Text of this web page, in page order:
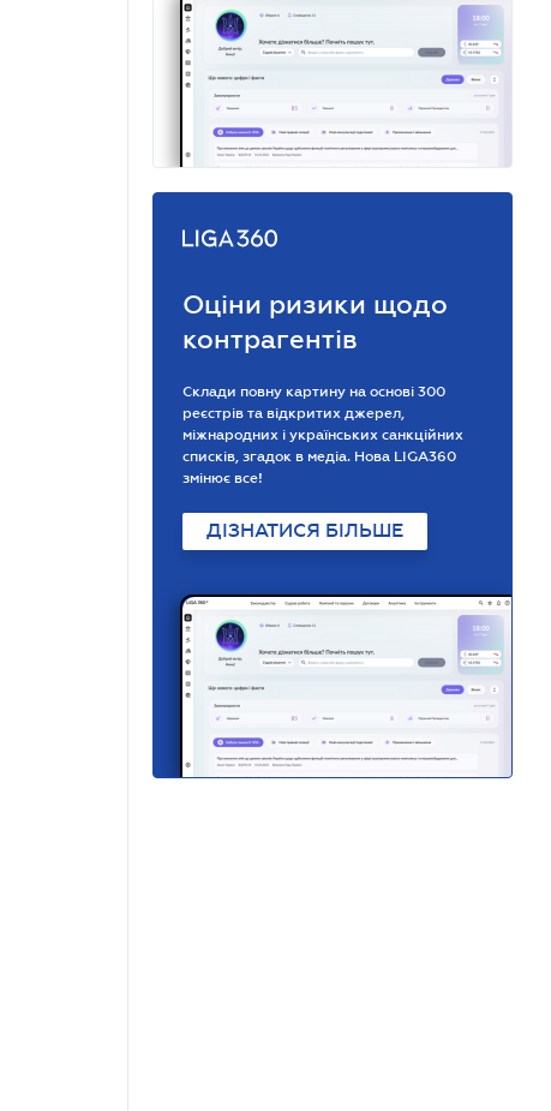
Оціни ризики щодо
контрагентів
Склади повну картину на основі 300
реєстрів та відкритих джерел,
міжнародних і українських санкційних
списків, згадок в медіа. Нова LIGA360
змінює все!
ДІЗНАТИСЯ БІЛЬШЕ